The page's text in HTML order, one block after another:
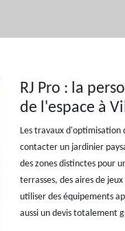
RJ Pro : la
de l'espace à
Les travaux d'optimisation
contacter un jardinier
des zones distinctes pour
terrasses, des aires de
utiliser des équipements
aussi un devis totalement